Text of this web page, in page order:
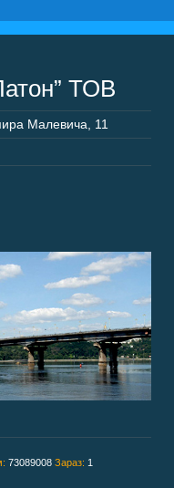
ТОВ
Малевича, 11
73089008 Зараз: 1